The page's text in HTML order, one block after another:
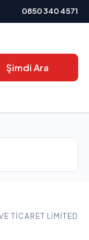
0850 340 4571
Şimdi Ara
TICARET LIMITED